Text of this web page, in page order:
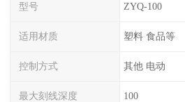
型号 ZYQ-100
适用材质 塑料 食品等
控制方式 其他 电动
最大刻线深度 100